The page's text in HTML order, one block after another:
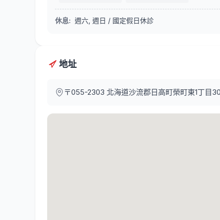
休息: 週六, 週日 / 國定假日休診
地址
〒055-2303 北海道沙流郡日高町榮町東1丁目